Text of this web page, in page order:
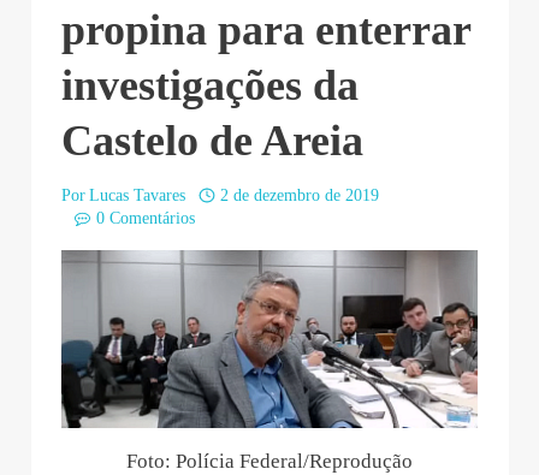
propina para enterrar
investigações da
Castelo de Areia
Por Lucas Tavares
2 de dezembro de 2019
0 Comentários
Foto: Polícia Federal/Reprodução